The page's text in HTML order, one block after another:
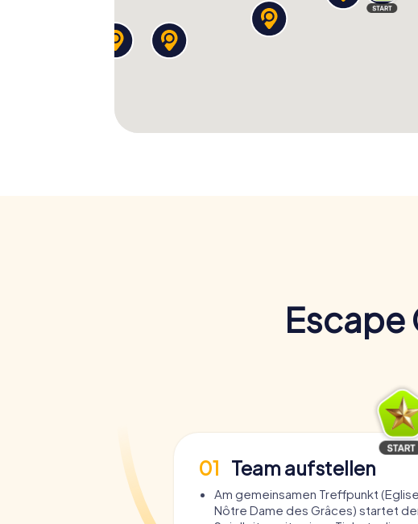
Escape
01 Team aufstellen
Am gemeinsamen Treffpunkt (Eglise
Nôtre Dame des Grâces) startet